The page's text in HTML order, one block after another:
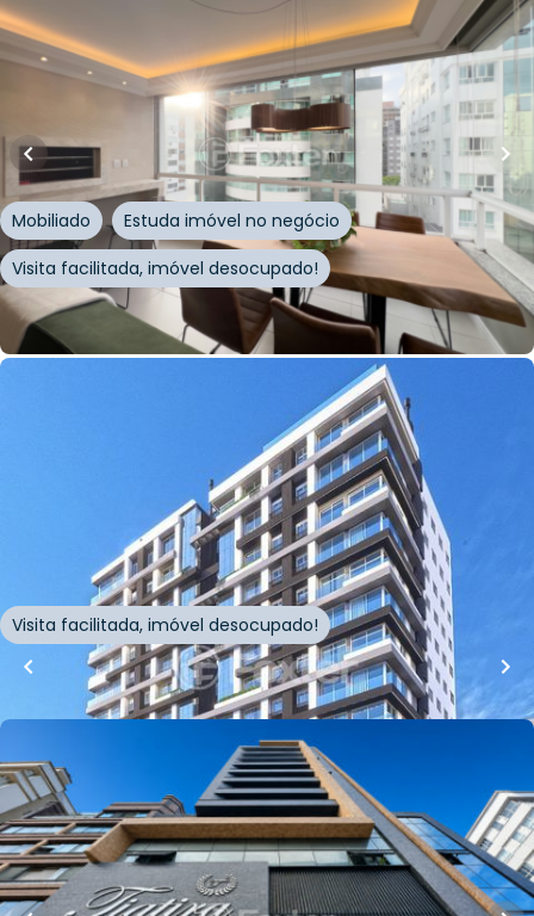
R$931.000,00
93m²•3quartos•3banheiros•1vaga
Apartamento • Empreendimento Encantado,
1047 - Capão Da Canoa/RS
Rua Encantado
,Zona Nova,Capão da Canoa
Mobiliado
Estuda imóvel no negócio
Visita facilitada, imóvel desocupado!
Whatsapp
Cód.931082
banheiros•1vaga
Apartamento • Empreendimento Guilherme
Gitman, 593 - Capão Da Canoa/RS
Rua Guilherme Gitman
,Zona Nova,Capão da Canoa
Visita facilitada, imóvel desocupado!
Whatsapp
968660
R$1.673.000,00
72m²•3quartos•2banheiros•1vaga
Apartamento
Rua Guilherme Gitman, Zona Nova ,Capão da Canoa